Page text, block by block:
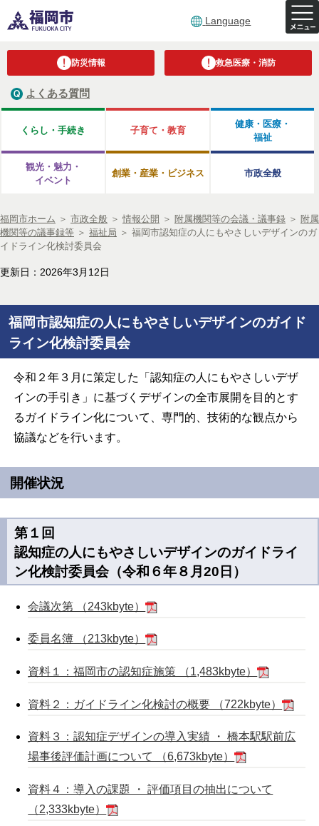
Language
防災情報 救急医療・消防
よくある質問
くらし・手続き 子育て・教育
健康・医療・
福祉
観光・魅力・
イベント
創業・産業・ビジネス 市政全般
福岡市ホーム ＞ 市政全般 ＞ 情報公開 ＞ 附属機関等の会議・議事録 ＞ 附属
機関等の議事録等 ＞ 福祉局 ＞ 福岡市認知症の人にもやさしいデザインのガ
イドライン化検討委員会
更新日：2026年3月12日
福岡市認知症の人にもやさしいデザインのガイド
ライン化検討委員会
令和２年３月に策定した「認知症の人にもやさしいデザ
インの手引き」に基づくデザインの全市展開を目的とす
るガイドライン化について、専門的、技術的な観点から
協議などを行います。
開催状況
第１回
認知症の人にもやさしいデザインのガイドライ
ン化検討委員会（令和６年８月20日）
会議次第 （243kbyte）
委員名簿 （213kbyte）
資料１：福岡市の認知症施策 （1,483kbyte）
資料２：ガイドライン化検討の概要 （722kbyte）
資料３：認知症デザインの導入実績 ・ 橋本駅駅前広
場事後評価計画について （6,673kbyte）
資料４：導入の課題 ・ 評価項目の抽出について
（2,333kbyte）